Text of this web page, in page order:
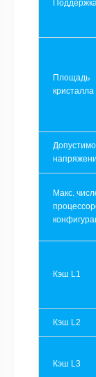
Площадь
кристалла
Макс.
Кэш L1
Кэш L2
Кэш L3